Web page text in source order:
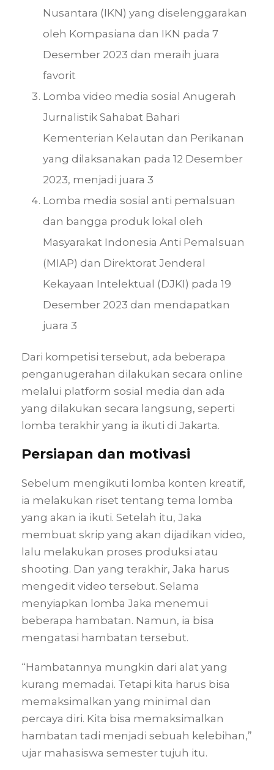
Nusantara (IKN) yang diselenggarakan
oleh Kompasiana dan IKN pada 7
Desember 2023 dan meraih juara
favorit
Lomba video media sosial Anugerah
Jurnalistik Sahabat Bahari
Kementerian Kelautan dan Perikanan
yang dilaksanakan pada 12 Desember
2023, menjadi juara 3
Lomba media sosial anti pemalsuan
dan bangga produk lokal oleh
Masyarakat Indonesia Anti Pemalsuan
(MIAP) dan Direktorat Jenderal
Kekayaan Intelektual (DJKI) pada 19
Desember 2023 dan mendapatkan
juara 3
Dari kompetisi tersebut, ada beberapa
penganugerahan dilakukan secara online
melalui platform sosial media dan ada
yang dilakukan secara langsung, seperti
lomba terakhir yang ia ikuti di Jakarta.
Persiapan dan motivasi
Sebelum mengikuti lomba konten kreatif,
ia melakukan riset tentang tema lomba
yang akan ia ikuti. Setelah itu, Jaka
membuat skrip yang akan dijadikan video,
lalu melakukan proses produksi atau
shooting. Dan yang terakhir, Jaka harus
mengedit video tersebut. Selama
menyiapkan lomba Jaka menemui
beberapa hambatan. Namun, ia bisa
mengatasi hambatan tersebut.
“Hambatannya mungkin dari alat yang
kurang memadai. Tetapi kita harus bisa
memaksimalkan yang minimal dan
percaya diri. Kita bisa memaksimalkan
hambatan tadi menjadi sebuah kelebihan,”
ujar mahasiswa semester tujuh itu.